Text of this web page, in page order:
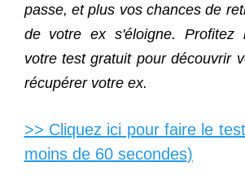
passe, et plus vos chances de
de votre ex s'éloigne. Profitez
votre test gratuit pour découvrir
récupérer votre ex.
>> Cliquez ici pour faire le
moins de 60 secondes)